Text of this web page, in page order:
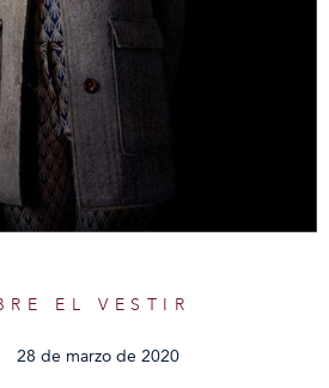
EL VESTIR
28 de marzo de 2020